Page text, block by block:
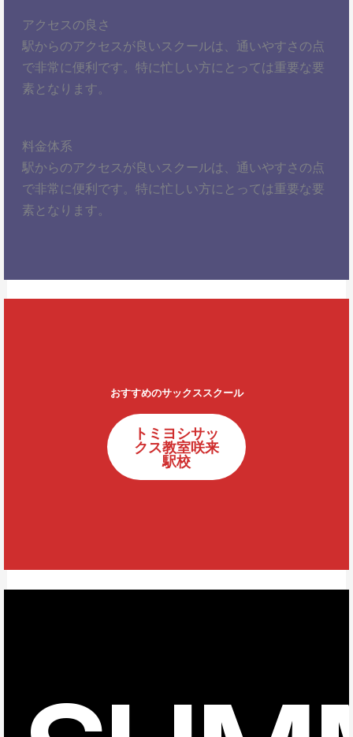
アクセスの良さ
駅からのアクセスが良いスクールは、通いやすさの点
で非常に便利です。特に忙しい方にとっては重要な要
素となります。
料金体系
駅からのアクセスが良いスクールは、通いやすさの点
で非常に便利です。特に忙しい方にとっては重要な要
素となります。
おすすめのサックススクール
トミヨシサッ
クス教室咲来
駅校